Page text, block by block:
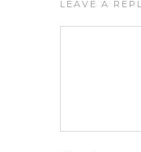
LEAVE A